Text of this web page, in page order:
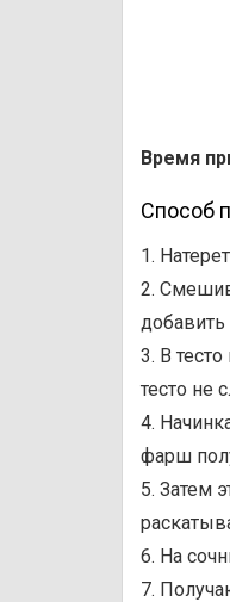
Время
Способ
1.
2.
добавить
3. В
тесто не
4.
фарш
5. Затем
6. На
7.